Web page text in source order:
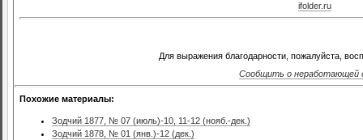
ifolder.ru
Для выражения благодарности, пожалуйста,
Сообщить о неработающей
Похожие материалы:
Зодчий 1877, № 07 (июль)-10, 11-12 (нояб.-дек.)
Зодчий 1878, № 01 (янв.)-12 (дек.)